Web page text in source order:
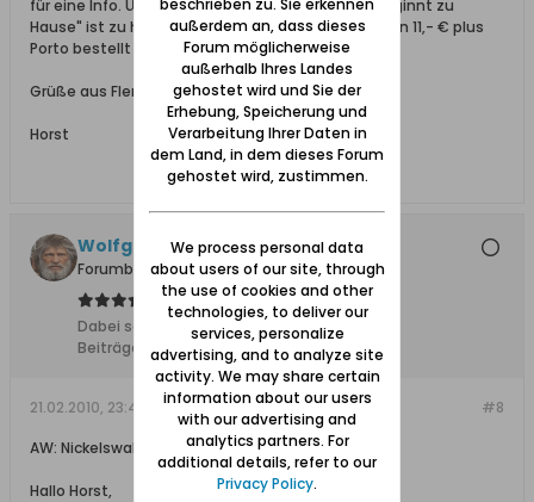
für eine Info. Übrigens, das Buch "Glücklichsein beginnt zu
Hause" ist zu haben und kann bei mir zum Preis von 11,- € plus
Porto bestellt werden.
Grüße aus Flensburg
Horst
Wolfgang
Forumbetreiber
Dabei seit:
10.02.2008
Beiträge:
11627
#8
21.02.2010, 23:48
AW: Nickelswalde-alles neu?
Hallo Horst,
beschrieben zu. Sie erkennen
außerdem an, dass dieses
Forum möglicherweise
außerhalb Ihres Landes
gehostet wird und Sie der
Erhebung, Speicherung und
Verarbeitung Ihrer Daten in
dem Land, in dem dieses Forum
gehostet wird, zustimmen.
We process personal data
about users of our site, through
the use of cookies and other
technologies, to deliver our
services, personalize
advertising, and to analyze site
activity. We may share certain
information about our users
with our advertising and
analytics partners. For
additional details, refer to our
Privacy Policy.